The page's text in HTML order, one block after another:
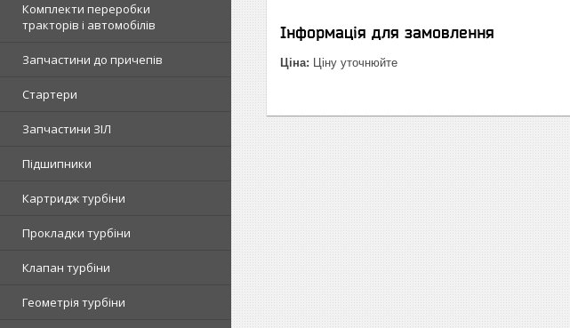
Комплекти переробки
тракторів і автомобілів
Запчастини до причепів
Стартери
Запчастини ЗІЛ
Підшипники
Картридж турбіни
Прокладки турбіни
Клапан турбіни
Геометрія турбіни
Інформація для замовлення
Ціна: Ціну уточнюйте